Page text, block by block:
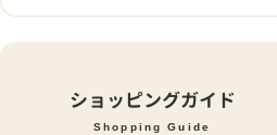
ショッピングガイド
Shopping Guide